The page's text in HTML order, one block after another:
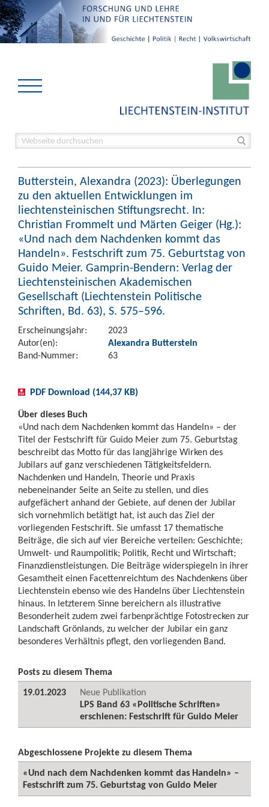
Butterstein, Alexandra (2023): Überlegungen
zu den aktuellen Entwicklungen im
liechtensteinischen Stiftungsrecht. In:
Christian Frommelt und Märten Geiger (Hg.):
«Und nach dem Nachdenken kommt das
Handeln». Festschrift zum 75. Geburtstag von
Guido Meier. Gamprin-Bendern: Verlag der
Liechtensteinischen Akademischen
Gesellschaft (Liechtenstein Politische
Schriften, Bd. 63), S. 575–596.
Erscheinungsjahr:
2023
Autor(en):
Alexandra Butterstein
Band-Nummer:
63
PDF Download (144,37 KB)
Über dieses Buch
«Und nach dem Nachdenken kommt das Handeln» – der
Titel der Festschrift für Guido Meier zum 75. Geburtstag
beschreibt das Motto für das langjährige Wirken des
Jubilars auf ganz verschiedenen Tätigkeitsfeldern.
Nachdenken und Handeln, Theorie und Praxis
nebeneinander Seite an Seite zu stellen, und dies
aufgefächert anhand der Gebiete, auf denen der Jubilar
sich vornehmlich betätigt hat, ist auch das Ziel der
vorliegenden Festschrift. Sie umfasst 17 thematische
Beiträge, die sich auf vier Bereiche verteilen: Geschichte;
Umwelt- und Raumpolitik; Politik, Recht und Wirtschaft;
Finanzdienstleistungen. Die Beiträge widerspiegeln in ihrer
Gesamtheit einen Facettenreichtum des Nachdenkens über
Liechtenstein ebenso wie des Handelns über Liechtenstein
hinaus. In letzterem Sinne bereichern als illustrative
Besonderheit zudem zwei farbenprächtige Fotostrecken zur
Landschaft Grönlands, zu welcher der Jubilar ein ganz
besonderes Verhältnis pflegt, den vorliegenden Band.
Posts zu diesem Thema
19.01.2023
Neue Publikation
LPS Band 63 «Politische Schriften»
erschienen: Festschrift für Guido Meier
Abgeschlossene Projekte zu diesem Thema
«Und nach dem Nachdenken kommt das Handeln» –
Festschrift zum 75. Geburtstag von Guido Meier